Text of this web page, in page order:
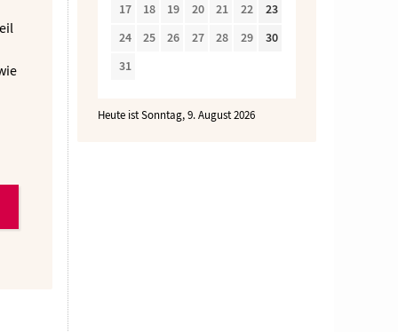
17
18 19 20 21 22
23
24
25 26 27 28 29
30
31
Heute ist Sonntag, 9. August 2026